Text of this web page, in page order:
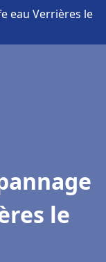
eau Verrières le
le